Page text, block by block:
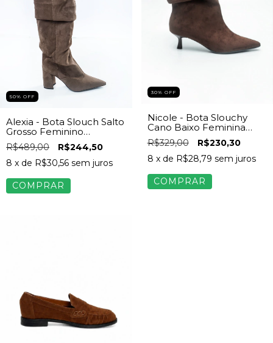
50% OFF
Alexia - Bota Slouch Salto
Grosso Feminino
Camurça Cinza
R$489,00
R$244,50
8 x de R$30,56 sem juros
COMPRAR
30% OFF
Nicole - Bota Slouchy
Cano Baixo Feminina
Camurça Marrom
R$329,00
R$230,30
8 x de R$28,79 sem juros
COMPRAR